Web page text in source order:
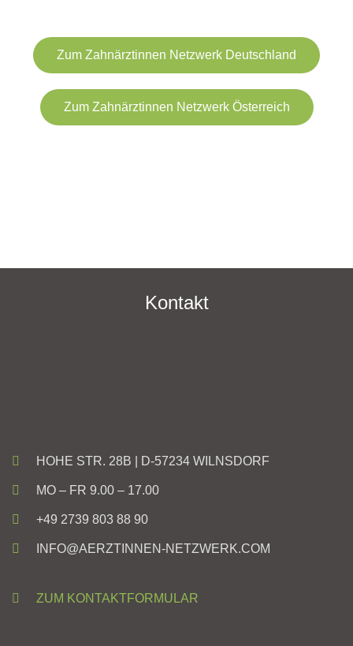
Zum Zahnärztinnen Netzwerk Deutschland
Zum Zahnärztinnen Netzwerk Österreich
Kontakt
HOHE STR. 28B | D-57234 WILNSDORF
MO – FR 9.00 – 17.00
+49 2739 803 88 90
INFO@AERZTINNEN-NETZWERK.COM
ZUM KONTAKTFORMULAR